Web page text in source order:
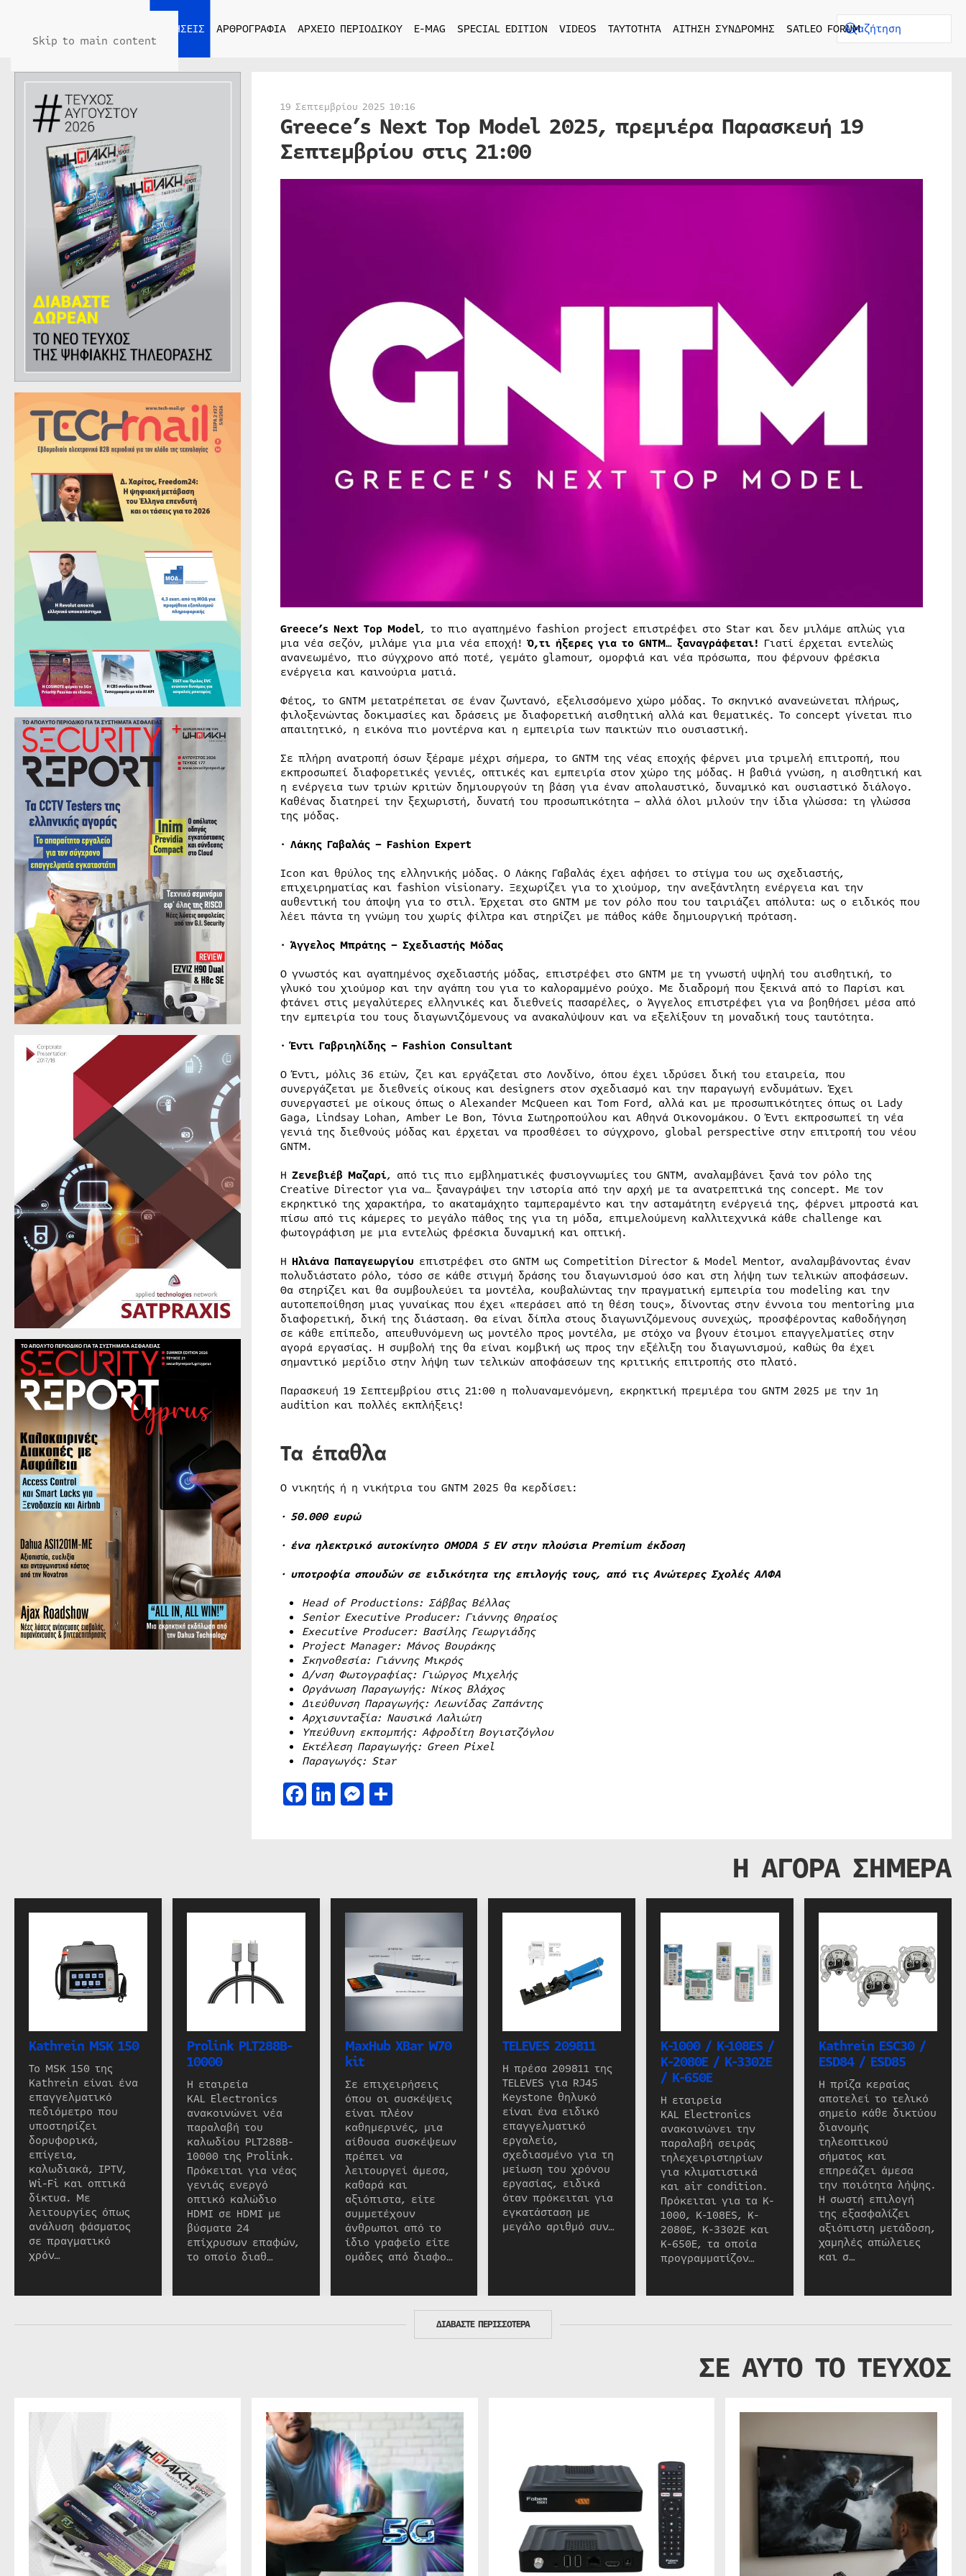
Skip to main content
ΕΙΔΗΣΕΙΣ ΑΡΘΡΟΓΡΑΦΙΑ ΑΡΧΕΙΟ ΠΕΡΙΟΔΙΚΟΥ E-MAG SPECIAL EDITION VIDEOS ΤΑΥΤΟΤΗΤΑ ΑΙΤΗΣΗ ΣΥΝΔΡΟΜΗΣ SATLEO FORUM
19 Σεπτεμβρίου 2025 10:16
Greece’s Next Top Model 2025, πρεμιέρα Παρασκευή 19
Σεπτεμβρίου στις 21:00
Greece’s Next Top Model, το πιο αγαπημένο fashion project επιστρέφει στο Star και δεν μιλάμε απλώς για
μια νέα σεζόν, μιλάμε για μια νέα εποχή! Ό,τι ήξερες για το GNTM… ξαναγράφεται! Γιατί έρχεται εντελώς
ανανεωμένο, πιο σύγχρονο από ποτέ, γεμάτο glamour, ομορφιά και νέα πρόσωπα, που φέρνουν φρέσκια
ενέργεια και καινούρια ματιά.
Φέτος, το GNTM μετατρέπεται σε έναν ζωντανό, εξελισσόμενο χώρο μόδας. Το σκηνικό ανανεώνεται πλήρως,
φιλοξενώντας δοκιμασίες και δράσεις με διαφορετική αισθητική αλλά και θεματικές. Το concept γίνεται πιο
απαιτητικό, η εικόνα πιο μοντέρνα και η εμπειρία των παικτών πιο ουσιαστική.
Σε πλήρη ανατροπή όσων ξέραμε μέχρι σήμερα, το GNTM της νέας εποχής φέρνει μια τριμελή επιτροπή, που
εκπροσωπεί διαφορετικές γενιές, οπτικές και εμπειρία στον χώρο της μόδας. Η βαθιά γνώση, η αισθητική και
η ενέργεια των τριών κριτών δημιουργούν τη βάση για έναν απολαυστικό, δυναμικό και ουσιαστικό διάλογο.
Καθένας διατηρεί την ξεχωριστή, δυνατή του προσωπικότητα – αλλά όλοι μιλούν την ίδια γλώσσα: τη γλώσσα
της μόδας.
· Λάκης Γαβαλάς – Fashion Expert
Icon και θρύλος της ελληνικής μόδας. Ο Λάκης Γαβαλάς έχει αφήσει το στίγμα του ως σχεδιαστής,
επιχειρηματίας και fashion visionary. Ξεχωρίζει για το χιούμορ, την ανεξάντλητη ενέργεια και την
αυθεντική του άποψη για το στιλ. Έρχεται στο GNTM με τον ρόλο που του ταιριάζει απόλυτα: ως ο ειδικός που
λέει πάντα τη γνώμη του χωρίς φίλτρα και στηρίζει με πάθος κάθε δημιουργική πρόταση.
· Άγγελος Μπράτης – Σχεδιαστής Μόδας
Ο γνωστός και αγαπημένος σχεδιαστής μόδας, επιστρέφει στο GNTM με τη γνωστή υψηλή του αισθητική, το
γλυκό του χιούμορ και την αγάπη του για το καλοραμμένο ρούχο. Mε διαδρομή που ξεκινά από το Παρίσι και
φτάνει στις μεγαλύτερες ελληνικές και διεθνείς πασαρέλες, ο Άγγελος επιστρέφει για να βοηθήσει μέσα από
την εμπειρία του τους διαγωνιζόμενους να ανακαλύψουν και να εξελίξουν τη μοναδική τους ταυτότητα.
· Έντι Γαβριηλίδης – Fashion Consultant
Ο Έντι, μόλις 36 ετών, ζει και εργάζεται στο Λονδίνο, όπου έχει ιδρύσει δική του εταιρεία, που
συνεργάζεται με διεθνείς οίκους και designers στον σχεδιασμό και την παραγωγή ενδυμάτων. Έχει
συνεργαστεί με οίκους όπως ο Alexander McQueen και Tom Ford, αλλά και με προσωπικότητες όπως οι Lady
Gaga, Lindsay Lohan, Amber Le Bon, Τόνια Σωτηροπούλου και Αθηνά Οικονομάκου. Ο Έντι εκπροσωπεί τη νέα
γενιά της διεθνούς μόδας και έρχεται να προσθέσει το σύγχρονο, global perspective στην επιτροπή του νέου
GNTM.
Η Ζενεβιέβ Μαζαρί, από τις πιο εμβληματικές φυσιογνωμίες του GNTM, αναλαμβάνει ξανά τον ρόλο της
Creative Director για να… ξαναγράψει την ιστορία από την αρχή με τα ανατρεπτικά της concept. Με τον
εκρηκτικό της χαρακτήρα, το ακαταμάχητο ταμπεραμέντο και την ασταμάτητη ενέργειά της, φέρνει μπροστά και
πίσω από τις κάμερες το μεγάλο πάθος της για τη μόδα, επιμελούμενη καλλιτεχνικά κάθε challenge και
φωτογράφιση με μια εντελώς φρέσκια δυναμική και οπτική.
Η Ηλιάνα Παπαγεωργίου επιστρέφει στο GNTM ως Competition Director & Model Mentor, αναλαμβάνοντας έναν
πολυδιάστατο ρόλο, τόσο σε κάθε στιγμή δράσης του διαγωνισμού όσο και στη λήψη των τελικών αποφάσεων.
Θα στηρίζει και θα συμβουλεύει τα μοντέλα, κουβαλώντας την πραγματική εμπειρία του modeling και την
αυτοπεποίθηση μιας γυναίκας που έχει «περάσει από τη θέση τους», δίνοντας στην έννοια του mentoring μια
διαφορετική, δική της διάσταση. Θα είναι δίπλα στους διαγωνιζόμενους συνεχώς, προσφέροντας καθοδήγηση
σε κάθε επίπεδο, απευθυνόμενη ως μοντέλο προς μοντέλα, με στόχο να βγουν έτοιμοι επαγγελματίες στην
αγορά εργασίας. Η συμβολή της θα είναι κομβική ως προς την εξέλιξη του διαγωνισμού, καθώς θα έχει
σημαντικό μερίδιο στην λήψη των τελικών αποφάσεων της κριτικής επιτροπής στο πλατό.
Παρασκευή 19 Σεπτεμβρίου στις 21:00 η πολυαναμενόμενη, εκρηκτική πρεμιέρα του GNTM 2025 με την 1η
audition και πολλές εκπλήξεις!
Τα έπαθλα
Ο νικητής ή η νικήτρια του GNTM 2025 θα κερδίσει:
· 50.000 ευρώ
· ένα ηλεκτρικό αυτοκίνητο OMODA 5 EV στην πλούσια Premium έκδοση
· υποτροφία σπουδών σε ειδικότητα της επιλογής τους, από τις Ανώτερες Σχολές ΑΛΦΑ
Head of Productions: Σάββας Βέλλας
Senior Executive Producer: Γιάννης Θηραίος
Executive Producer: Βασίλης Γεωργιάδης
Project Manager: Μάνος Βουράκης
Σκηνοθεσία: Γιάννης Μικρός
Δ/νση Φωτογραφίας: Γιώργος Μιχελής
Οργάνωση Παραγωγής: Νίκος Βλάχος
Διεύθυνση Παραγωγής: Λεωνίδας Ζαπάντης
Αρχισυνταξία: Ναυσικά Λαλιώτη
Υπεύθυνη εκπομπής: Αφροδίτη Βογιατζόγλου
Εκτέλεση Παραγωγής: Green Pixel
Παραγωγός: Star
Facebook
LinkedIn
Messenger
Μοιραστείτε
Η ΑΓΟΡΑ ΣΗΜΕΡΑ
Kathrein MSK 150
Το MSK 150 της
Kathrein είναι ένα
επαγγελματικό
πεδιόμετρο που
υποστηρίζει
δορυφορικά,
επίγεια,
καλωδιακά, IPTV,
Wi-Fi και οπτικά
δίκτυα. Με
λειτουργίες όπως
ανάλυση φάσματος
σε πραγματικό
χρόν…
Prolink PLT288B-
10000
Η εταιρεία
KAL Electronics
ανακοινώνει νέα
παραλαβή του
καλωδίου PLT288B-
10000 της Prolink.
Πρόκειται για νέας
γενιάς ενεργό
οπτικό καλώδιο
HDMI σε HDMI με
βύσματα 24
επίχρυσων επαφών,
το οποίο διαθ…
MaxHub XBar W70
kit
Σε επιχειρήσεις
όπου οι συσκέψεις
είναι πλέον
καθημερινές, μια
αίθουσα συσκέψεων
πρέπει να
λειτουργεί άμεσα,
καθαρά και
αξιόπιστα, είτε
συμμετέχουν
άνθρωποι από το
ίδιο γραφείο είτε
ομάδες από διαφο…
TELEVES 209811
Η πρέσα 209811 της
TELEVES για RJ45
Keystone θηλυκό
είναι ένα ειδικό
επαγγελματικό
εργαλείο,
σχεδιασμένο για τη
μείωση του χρόνου
εργασίας, ειδικά
όταν πρόκειται για
εγκατάσταση με
μεγάλο αριθμό συν…
K-1000 / K-108ES /
K-2080E / K-3302E
/ K-650E
Η εταιρεία
KAL Electronics
ανακοινώνει την
παραλαβή σειράς
τηλεχειριστηρίων
για κλιματιστικά
και air condition.
Πρόκειται για τα K-
1000, K-108ES, K-
2080E, K-3302E και
K-650E, τα οποία
προγραμματίζον…
Kathrein ESC30 /
ESD84 / ESD85
Η πρίζα κεραίας
αποτελεί το τελικό
σημείο κάθε δικτύου
διανομής
τηλεοπτικού
σήματος και
επηρεάζει άμεσα
την ποιότητα λήψης.
Η σωστή επιλογή
της εξασφαλίζει
αξιόπιστη μετάδοση,
χαμηλές απώλειες
και σ…
ΔΙΑΒΑΣΤΕ ΠΕΡΙΣΣΟΤΕΡΑ
ΣΕ ΑΥΤΟ ΤΟ ΤΕΥΧΟΣ